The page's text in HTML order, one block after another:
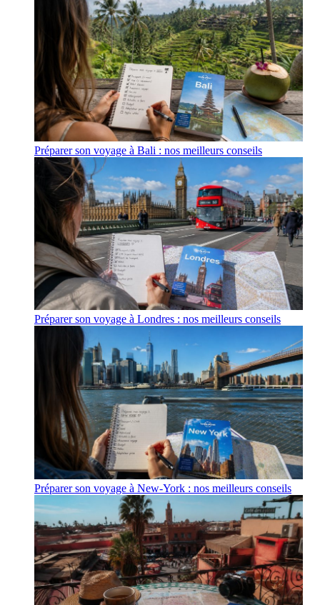
Préparer son voyage à Bali : nos meilleurs conseils
Préparer son voyage à Londres : nos meilleurs conseils
Préparer son voyage à New-York : nos meilleurs conseils